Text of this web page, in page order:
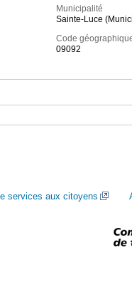
Municipalité
Sainte-Luce
Code
09092
services aux citoyens